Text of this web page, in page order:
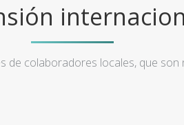
de colaboradores locales, que